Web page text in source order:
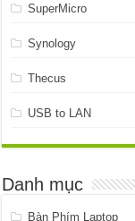
SuperMicro
Synology
Thecus
USB to LAN
Danh mục
Bàn Phím Laptop